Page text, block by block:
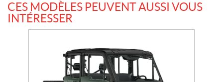
CES MODÈLES PEUVENT AUSSI VOUS
INTÉRESSER